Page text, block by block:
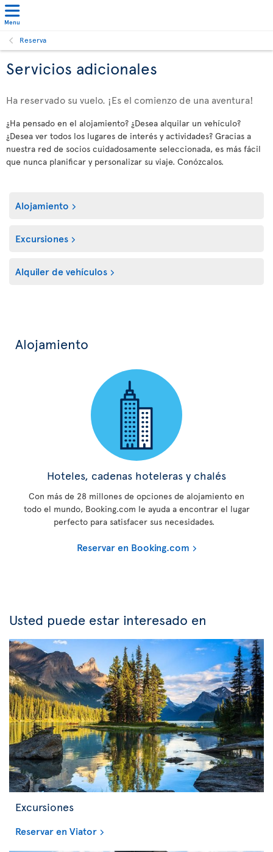
Menu
Reserva
Servicios adicionales
Ha reservado su vuelo. ¡Es el comienzo de una aventura!
¿Ha pensado en el alojamiento? ¿Desea alquilar un vehículo?
¿Desea ver todos los lugares de interés y actividades? Gracias a
nuestra red de socios cuidadosamente seleccionada, es más fácil
que nunca planificar y personalizar su viaje. Conózcalos.
Alojamiento
Excursiones
Alquiler de vehículos
Alojamiento
Hoteles, cadenas hoteleras y chalés
Con más de 28 millones de opciones de alojamiento en
todo el mundo, Booking.com le ayuda a encontrar el lugar
perfecto para satisfacer sus necesidades.
Reservar en Booking.com
Usted puede estar interesado en
Excursiones
Reservar en Viator